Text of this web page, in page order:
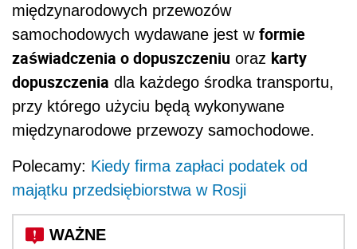
międzynarodowych przewozów
samochodowych wydawane jest w formie
zaświadczenia o dopuszczeniu oraz karty
dopuszczenia dla każdego środka transportu,
przy którego użyciu będą wykonywane
międzynarodowe przewozy samochodowe.
Polecamy: Kiedy firma zapłaci podatek od
majątku przedsiębiorstwa w Rosji